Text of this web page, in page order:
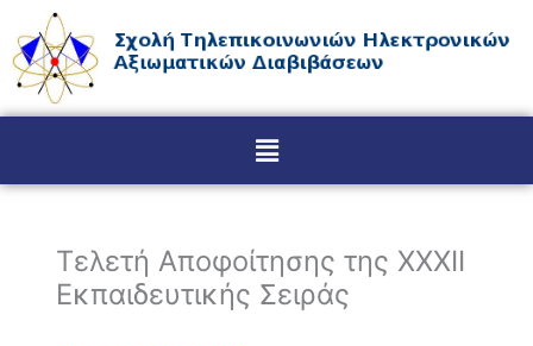
Μετάβαση
στο
περιεχόμενο
Menu
Tελετή Aποφοίτησης της ΧΧΧII
Εκπαιδευτικής Σειράς